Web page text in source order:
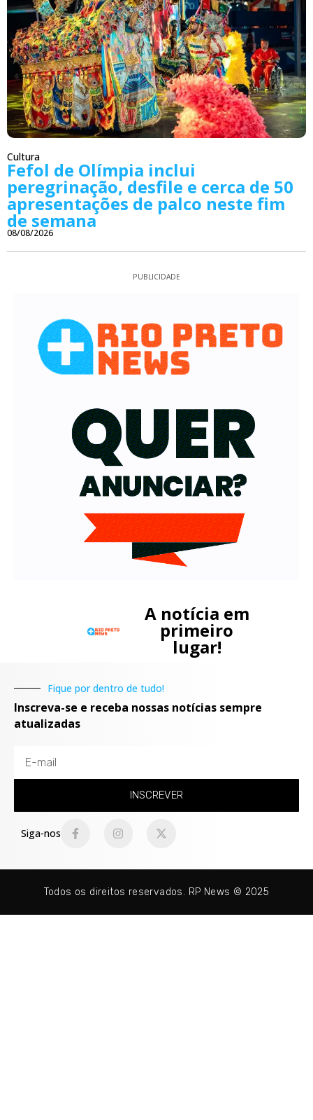
Cultura
Fefol de Olímpia inclui
peregrinação, desfile e cerca de 50
apresentações de palco neste fim
de semana
08/08/2026
PUBLICIDADE
A notícia em
primeiro
lugar!
Fique por dentro de tudo!
Inscreva-se e receba nossas notícias sempre
atualizadas
INSCREVER
Siga-nos
Todos os direitos reservados. RP News © 2025